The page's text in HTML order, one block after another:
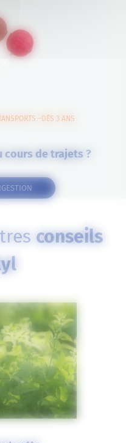
–DÈS 3 ANS
cours de trajets ?
conseils